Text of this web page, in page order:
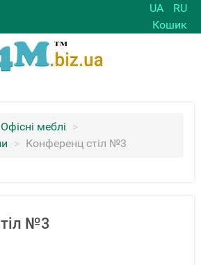
UA
RU
Кошик
Офісні меблі >
> Конференц стіл №3
№3